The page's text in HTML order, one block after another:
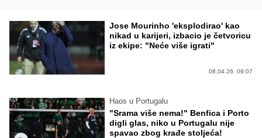
Jose Mourinho 'eksplodirao' kao
nikad u karijeri, izbacio je četvoricu
iz ekipe: "Neće više igrati"
08.04.26. 09:07
Haos u Portugalu
"Srama više nema!" Benfica i Porto
digli glas, niko u Portugalu nije
spavao zbog krađe stoljeća!